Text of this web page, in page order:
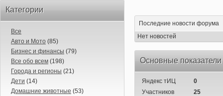
Категории
Все
Авто и Мото (85)
Бизнес и финансы (79)
Все обо всем (198)
Города и регионы (21)
Дети (14)
Домашние животные (53)
Последние новости форума
Нет новостей
Основные
Яндекс тИЦ
0
Участников
25